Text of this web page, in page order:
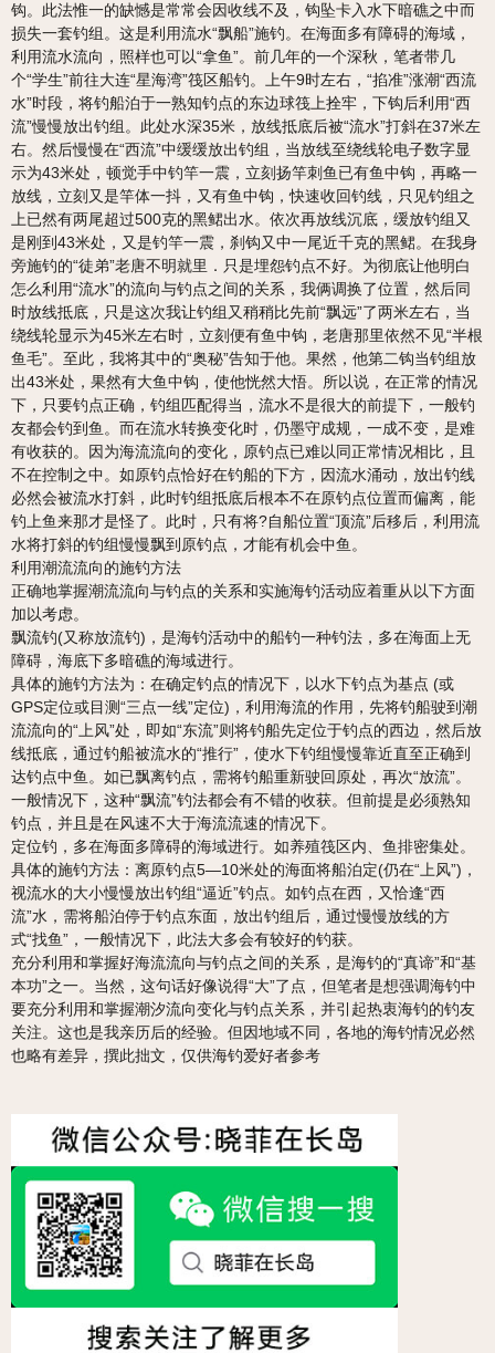
钩。此法惟一的缺憾是常常会因收线不及，钩坠卡入水下暗礁之中而
损失一套钓组。这是利用流水“飘船”施钓。在海面多有障碍的海域，
利用流水流向，照样也可以“拿鱼”。前几年的一个深秋，笔者带几
个“学生”前往大连“星海湾”筏区船钓。上午9时左右，“掐准”涨潮“西流
水”时段，将钓船泊于一熟知钓点的东边球筏上拴牢，下钩后利用“西
流”慢慢放出钓组。此处水深35米，放线抵底后被“流水”打斜在37米左
右。然后慢慢在“西流”中缓缓放出钓组，当放线至绕线轮电子数字显
示为43米处，顿觉手中钓竿一震，立刻扬竿刺鱼已有鱼中钩，再略一
放线，立刻又是竿体一抖，又有鱼中钩，快速收回钓线，只见钓组之
上已然有两尾超过500克的黑鲪出水。依次再放线沉底，缓放钓组又
是刚到43米处，又是钓竿一震，刹钩又中一尾近千克的黑鲪。在我身
旁施钓的“徒弟”老唐不明就里．只是埋怨钓点不好。为彻底让他明白
怎么利用“流水”的流向与钓点之间的关系，我俩调换了位置，然后同
时放线抵底，只是这次我让钓组又稍稍比先前“飘远”了两米左右，当
绕线轮显示为45米左右时，立刻便有鱼中钩，老唐那里依然不见“半根
鱼毛”。至此，我将其中的“奥秘”告知于他。果然，他第二钩当钓组放
出43米处，果然有大鱼中钩，使他恍然大悟。所以说，在正常的情况
下，只要钓点正确，钓组匹配得当，流水不是很大的前提下，一般钓
友都会钓到鱼。而在流水转换变化时，仍墨守成规，一成不变，是难
有收获的。因为海流流向的变化，原钓点已难以同正常情况相比，且
不在控制之中。如原钓点恰好在钓船的下方，因流水涌动，放出钓线
必然会被流水打斜，此时钓组抵底后根本不在原钓点位置而偏离，能
钓上鱼来那才是怪了。此时，只有将?自船位置“顶流”后移后，利用流
水将打斜的钓组慢慢飘到原钓点，才能有机会中鱼。
利用潮流流向的施钓方法
正确地掌握潮流流向与钓点的关系和实施海钓活动应着重从以下方面
加以考虑。
飘流钓(又称放流钓)，是海钓活动中的船钓一种钓法，多在海面上无
障碍，海底下多暗礁的海域进行。
具体的施钓方法为：在确定钓点的情况下，以水下钓点为基点 (或
GPS定位或目测“三点一线”定位)，利用海流的作用，先将钓船驶到潮
流流向的“上风”处，即如“东流”则将钓船先定位于钓点的西边，然后放
线抵底，通过钓船被流水的“推行”，使水下钓组慢慢靠近直至正确到
达钓点中鱼。如已飘离钓点，需将钓船重新驶回原处，再次“放流”。
一般情况下，这种“飘流”钓法都会有不错的收获。但前提是必须熟知
钓点，并且是在风速不大于海流流速的情况下。
定位钓，多在海面多障碍的海域进行。如养殖筏区内、鱼排密集处。
具体的施钓方法：离原钓点5—10米处的海面将船泊定(仍在“上风”)，
视流水的大小慢慢放出钓组“逼近”钓点。如钓点在西，又恰逢“西
流”水，需将船泊停于钓点东面，放出钓组后，通过慢慢放线的方
式“找鱼”，一般情况下，此法大多会有较好的钓获。
充分利用和掌握好海流流向与钓点之间的关系，是海钓的“真谛”和“基
本功”之一。当然，这句话好像说得“大”了点，但笔者是想强调海钓中
要充分利用和掌握潮汐流向变化与钓点关系，并引起热衷海钓的钓友
关注。这也是我亲历后的经验。但因地域不同，各地的海钓情况必然
也略有差异，撰此拙文，仅供海钓爱好者参考